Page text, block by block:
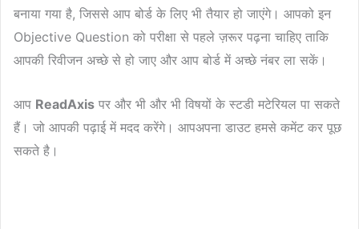
बनाया गया है, जिससे आप बोर्ड के लिए भी तैयार हो जाएंगे। आपको इन
Objective Question को परीक्षा से पहले ज़रूर पढ़ना चाहिए ताकि
आपकी रिवीजन अच्छे से हो जाए और आप बोर्ड में अच्छे नंबर ला सकें।
आप ReadAxis पर और भी और भी विषयों के स्टडी मटेरियल पा सकते
हैं। जो आपकी पढ़ाई में मदद करेंगे। आपअपना डाउट हमसे कमेंट कर पूछ
सकते है।